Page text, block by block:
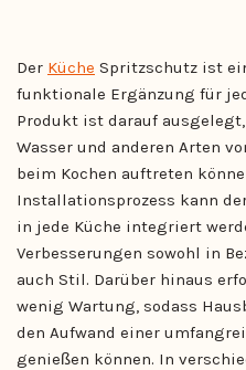
Der Küche Spritzschutz ist
funktionale Ergänzung für
Produkt ist darauf
Wasser und anderen Arten
beim Kochen auftreten
Installationsprozess kann
in jede Küche integriert
Verbesserungen sowohl in
auch Stil. Darüber hinaus
wenig Wartung, sodass
den Aufwand einer
genießen können. In